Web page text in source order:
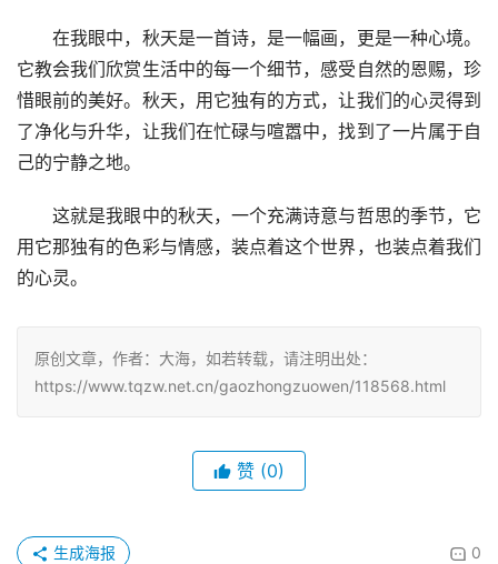
在我眼中，秋天是一首诗，是一幅画，更是一种心境。
它教会我们欣赏生活中的每一个细节，感受自然的恩赐，珍
惜眼前的美好。秋天，用它独有的方式，让我们的心灵得到
了净化与升华，让我们在忙碌与喧嚣中，找到了一片属于自
己的宁静之地。
这就是我眼中的秋天，一个充满诗意与哲思的季节，它
用它那独有的色彩与情感，装点着这个世界，也装点着我们
的心灵。
原创文章，作者：大海，如若转载，请注明出处：
https://www.tqzw.net.cn/gaozhongzuowen/118568.html
赞 (0)
0
生成海报